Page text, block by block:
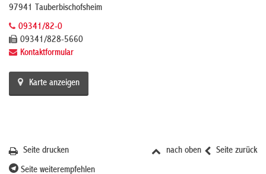
97941 Tauberbischofsheim
09341/82-0
09341/828-5660
Kontaktformular
Karte anzeigen
Seite zurück
nach oben
Seite drucken
Seite weiterempfehlen